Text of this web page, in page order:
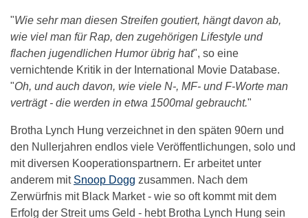
"Wie sehr man diesen Streifen goutiert, hängt davon ab,
wie viel man für Rap, den zugehörigen Lifestyle und
flachen jugendlichen Humor übrig hat", so eine
vernichtende Kritik in der International Movie Database.
"Oh, und auch davon, wie viele N-, MF- und F-Worte man
verträgt - die werden in etwa 1500mal gebraucht."
Brotha Lynch Hung verzeichnet in den späten 90ern und
den Nullerjahren endlos viele Veröffentlichungen, solo und
mit diversen Kooperationspartnern. Er arbeitet unter
anderem mit Snoop Dogg zusammen. Nach dem
Zerwürfnis mit Black Market - wie so oft kommt mit dem
Erfolg der Streit ums Geld - hebt Brotha Lynch Hung sein